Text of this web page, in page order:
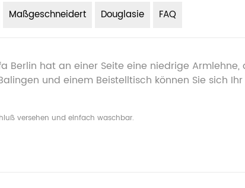
Berlin hat an einer Seite eine niedrige
und einem Beistelltisch können Sie sich
versehen und einfach waschbar.
Maßgeschneidert Douglasie FAQ